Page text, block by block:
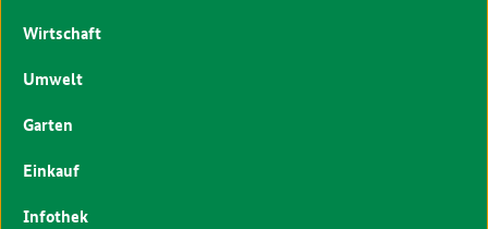
Wirtschaft
Umwelt
Garten
Einkauf
Infothek